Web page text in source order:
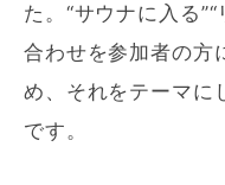
た。“サウナに入る
合わせを参加者の方
め、それをテーマに
です。